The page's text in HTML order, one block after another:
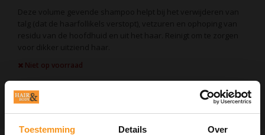
Toestemming Details Over
Niet op voorraad